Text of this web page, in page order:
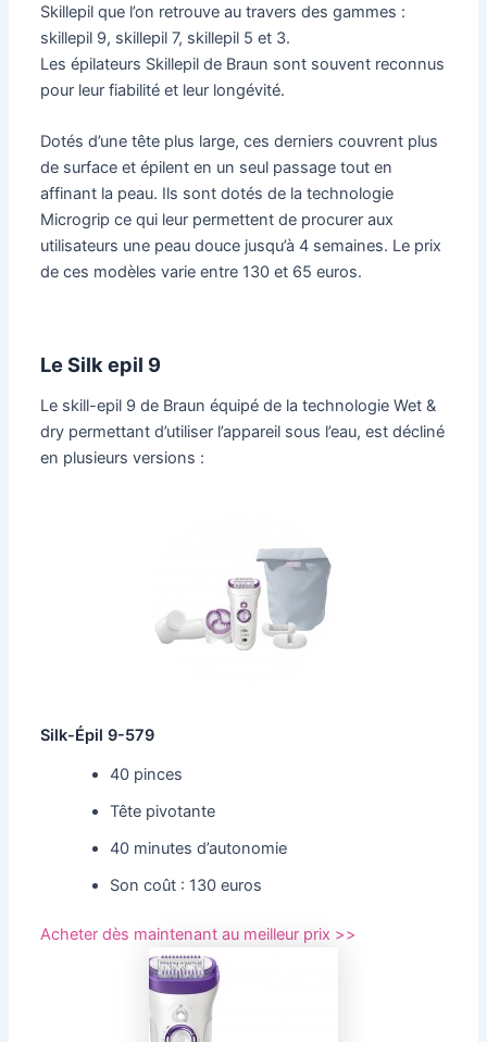
Skillepil que l’on retrouve au travers des gammes :
skillepil 9, skillepil 7, skillepil 5 et 3.
Les épilateurs Skillepil de Braun sont souvent reconnus
pour leur fiabilité et leur longévité.
Dotés d’une tête plus large, ces derniers couvrent plus
de surface et épilent en un seul passage tout en
affinant la peau. Ils sont dotés de la technologie
Microgrip ce qui leur permettent de procurer aux
utilisateurs une peau douce jusqu’à 4 semaines. Le prix
de ces modèles varie entre 130 et 65 euros.
Le Silk epil 9
Le skill-epil 9 de Braun équipé de la technologie Wet &
dry permettant d’utiliser l’appareil sous l’eau, est décliné
en plusieurs versions :
Silk-Épil 9-579
40 pinces
Tête pivotante
40 minutes d’autonomie
Son coût : 130 euros
Acheter dès maintenant au meilleur prix >>